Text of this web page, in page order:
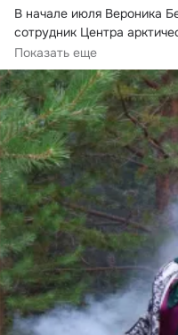
В начале июля Вероника
сотрудник Центра
проводила исследования
ходе исследований были
дацаны и места,
персонажем эпоса «Абай
были записаны бытующие
про места поклонения
В середине июля Вероника
во Всероссийской
экспедиции по выявлению
этнокультурного
Мансийском автономном
Показать еще